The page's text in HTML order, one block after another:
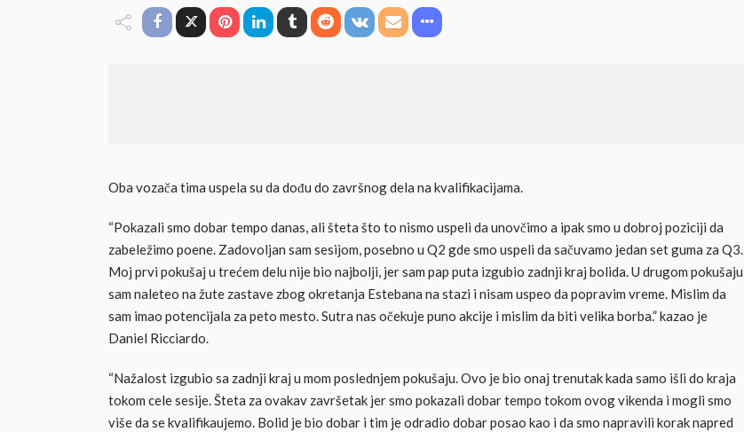
Oba vozača tima uspela su da dođu do završnog dela na kvalifikacijama.
“Pokazali smo dobar tempo danas, ali šteta što to nismo uspeli da unovčimo a ipak smo u dobroj poziciji da
zabeležimo poene. Zadovoljan sam sesijom, posebno u Q2 gde smo uspeli da sačuvamo jedan set guma za Q3.
Moj prvi pokušaj u trećem delu nije bio najbolji, jer sam pap puta izgubio zadnji kraj bolida. U drugom pokušaju
sam naleteo na žute zastave zbog okretanja Estebana na stazi i nisam uspeo da popravim vreme. Mislim da
sam imao potencijala za peto mesto. Sutra nas očekuje puno akcije i mislim da biti velika borba.” kazao je
Daniel Ricciardo.
“Nažalost izgubio sa zadnji kraj u mom poslednjem pokušaju. Ovo je bio onaj trenutak kada samo išli do kraja
tokom cele sesije. Šteta za ovakav završetak jer smo pokazali dobar tempo tokom ovog vikenda i mogli smo
više da se kvalifikaujemo. Bolid je bio dobar i tim je odradio dobar posao kao i da smo napravili korak napred